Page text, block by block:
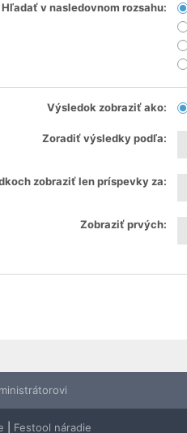
Hľadať v nasledovnom rozsahu:
Výsledok zobraziť ako:
Zoradiť výsledky podľa:
zobraziť len príspevky za:
Zobraziť prvých:
Festool náradie